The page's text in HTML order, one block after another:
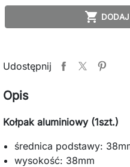

Udostępnij
Opis
Kołpak aluminiowy (1szt.)
średnica podstawy:
wysokość: 38mm